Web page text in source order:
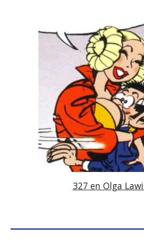
327 en Olga